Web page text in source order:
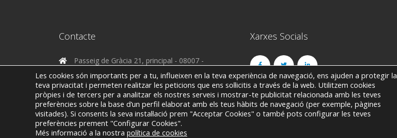
Contacte
Passeig de Gràcia 21, principal - 08007 -
Barcelona
(+34) 93 317 29 75
info-add@addworksystems.com
Xarxes Socials
Les cookies són importants per a tu, influeixen en la teva experiència de navegació, ens ajuden a protegir la
teva privacitat i permeten realitzar les peticions que ens sol·licitis a través de la web. Utilitzem cookies
pròpies i de tercers per a analitzar els nostres serveis i mostrar-te publicitat relacionada amb les teves
preferències sobre la base d’un perfil elaborat amb els teus hàbits de navegació (per exemple, pàgines
visitades). Si consents la seva instal·lació prem "Acceptar Cookies" o també pots configurar les teves
preferències prement "Configurar Cookies".
Més informació a la nostra política de cookies